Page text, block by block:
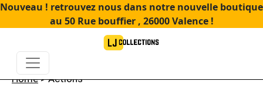
Nouveau ! retrouvez nous dans notre nouvelle boutique
au 50 Rue bouffier , 26000 Valence !
Home> Actions